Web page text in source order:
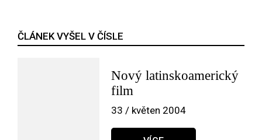
ČLÁNEK VYŠEL V ČÍSLE
Nový latinskoamerický
film
33 / květen 2004